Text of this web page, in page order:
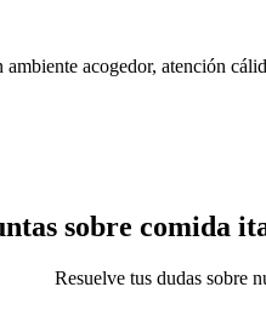
acogedor, atención
sobre comida
Resuelve tus dudas sobre